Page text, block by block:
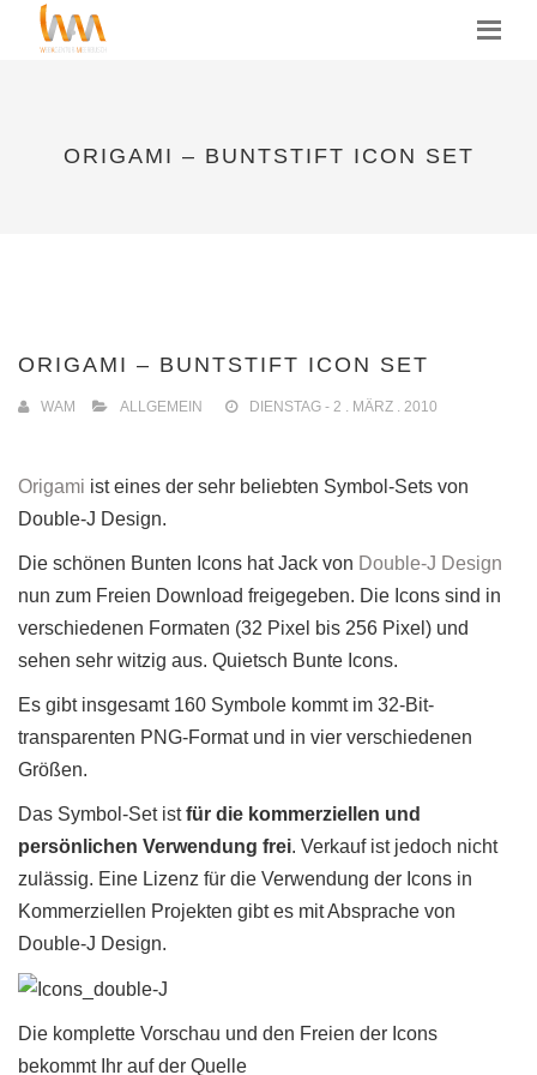
MENU
ORIGAMI – BUNTSTIFT ICON SET
ORIGAMI – BUNTSTIFT ICON SET
WAM ALLGEMEIN DIENSTAG - 2 . MÄRZ . 2010
Origami ist eines der sehr beliebten Symbol-Sets von
Double-J Design.
Die schönen Bunten Icons hat Jack von Double-J Design
nun zum Freien Download freigegeben. Die Icons sind in
verschiedenen Formaten (32 Pixel bis 256 Pixel) und
sehen sehr witzig aus. Quietsch Bunte Icons.
Es gibt insgesamt 160 Symbole kommt im 32-Bit-
transparenten PNG-Format und in vier verschiedenen
Größen.
Das Symbol-Set istfür die kommerziellen und
persönlichen Verwendung frei. Verkauf ist jedoch nicht
zulässig. Eine Lizenz für die Verwendung der Icons in
Kommerziellen Projekten gibt es mit Absprache von
Double-J Design.
Die komplette Vorschau und den Freien der Icons
bekommt Ihr auf der Quelle